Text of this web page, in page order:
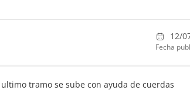
12/
Fecha
tramo se sube con ayuda de cuerdas